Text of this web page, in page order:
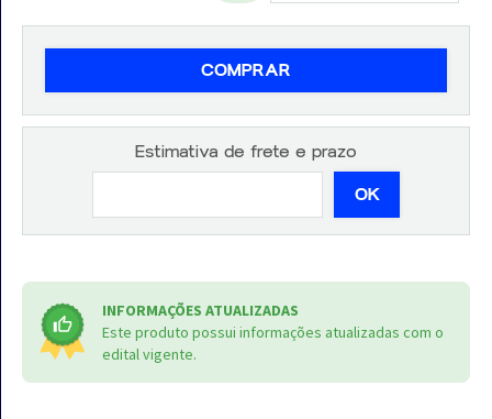
Aulas
VIVO
COMPRAR
Estimativa de frete e prazo
OK
INFORMAÇÕES ATUALIZADAS
Este produto possui informações atualizadas com o
edital vigente.